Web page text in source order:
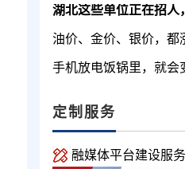
湖北这些单位正在招人
油价、金价、银价，都
手机放电饭锅里，就会
定制服务
融媒体平台建设服务